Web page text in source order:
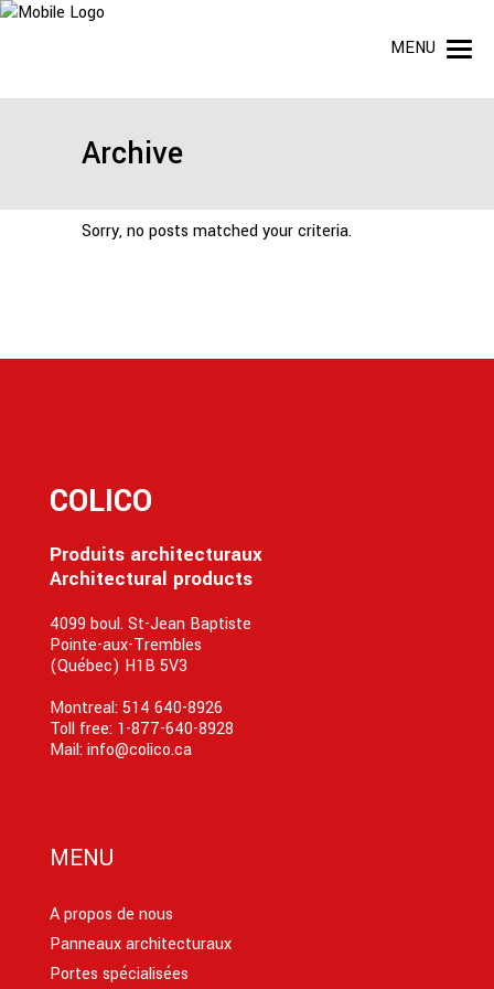
MENU
Archive
Sorry, no posts matched your criteria.
COLICO
Produits architecturaux
Architectural products
4099 boul. St-Jean Baptiste
Pointe-aux-Trembles
(Québec) H1B 5V3
Montreal:514 640-8926
Toll free: 1-877-640-8928
Mail:info@colico.ca
MENU
A propos de nous
Panneaux architecturaux
Portes spécialisées